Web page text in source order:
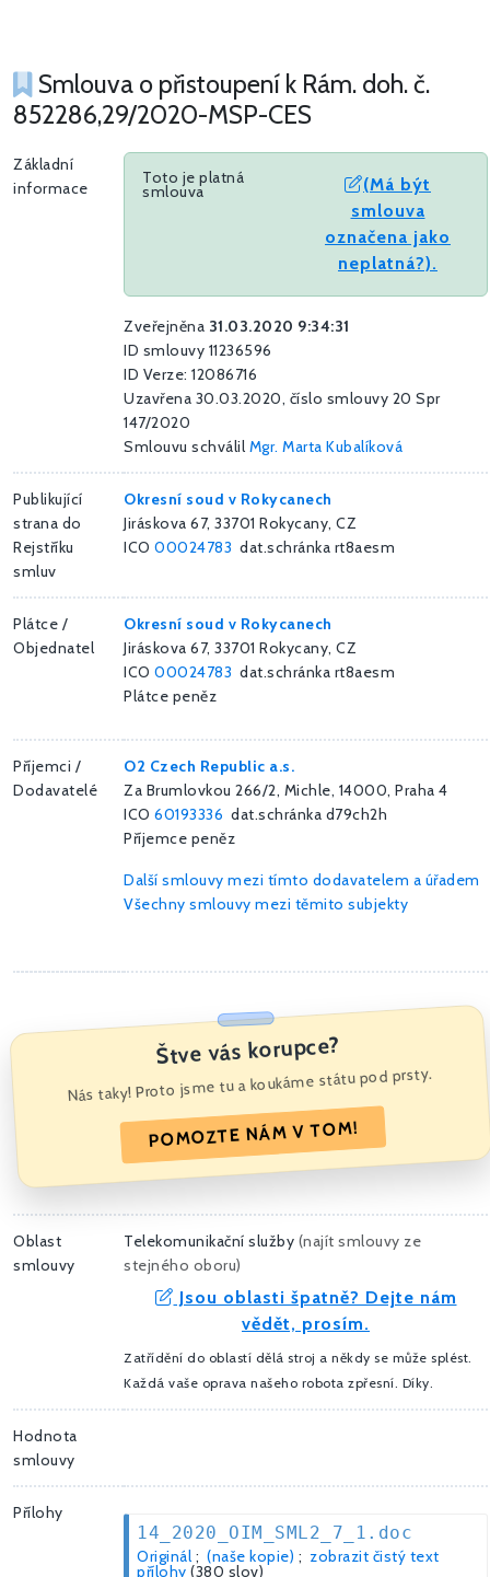
Smlouva o přistoupení k Rám. doh. č.
852286,29/2020-MSP-CES
Základní
informace
Toto je platná
smlouva
(Má být
smlouva
označena jako
neplatná?).
Zveřejněna 31.03.2020 9:34:31
ID smlouvy 11236596
ID Verze: 12086716
Uzavřena 30.03.2020, číslo smlouvy 20 Spr
147/2020
Smlouvu schválil Mgr. Marta Kubalíková
Publikující
strana do
Rejstříku
smluv
Okresní soud v Rokycanech
Jiráskova 67, 33701 Rokycany, CZ
ICO 00024783 dat.schránka rt8aesm
Plátce /
Objednatel
Okresní soud v Rokycanech
Jiráskova 67, 33701 Rokycany, CZ
ICO 00024783 dat.schránka rt8aesm
Plátce peněz
Příjemci /
Dodavatelé
O2 Czech Republic a.s.
Za Brumlovkou 266/2, Michle, 14000, Praha 4
ICO 60193336 dat.schránka d79ch2h
Příjemce peněz
Další smlouvy mezi tímto dodavatelem a úřadem
Všechny smlouvy mezi těmito subjekty
Štve vás korupce?
Nás taky! Proto jsme tu a koukáme státu pod prsty.
POMOZTE NÁM V TOM!
Oblast
smlouvy
Telekomunikační služby (najít smlouvy ze
stejného oboru)
Jsou oblasti špatně? Dejte nám
vědět, prosím.
Zatřídění do oblastí dělá stroj a někdy se může splést.
Každá vaše oprava našeho robota zpřesní. Díky.
Hodnota
smlouvy
Přílohy
14_2020_OIM_SML2_7_1.doc
Originál ; (naše kopie) ; zobrazit čistý text
přílohy (380 slov)